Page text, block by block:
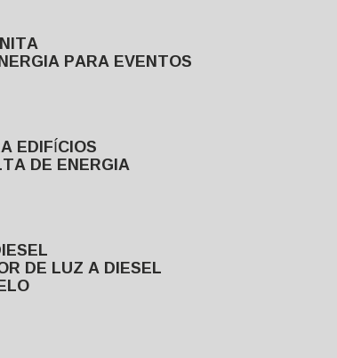
PARA EVENTOS
EDIFÍCIOS
DE ENERGIA
DE LUZ A DIESEL